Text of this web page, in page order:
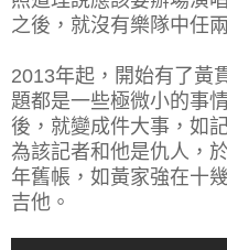
之後，就沒有樂隊中任
2013年起，開始有了黃
題都是一些極微小的事
後，就變成件大事，如
為該記者和他是仇人，
年舊帳，如黃家強在十
吉他。